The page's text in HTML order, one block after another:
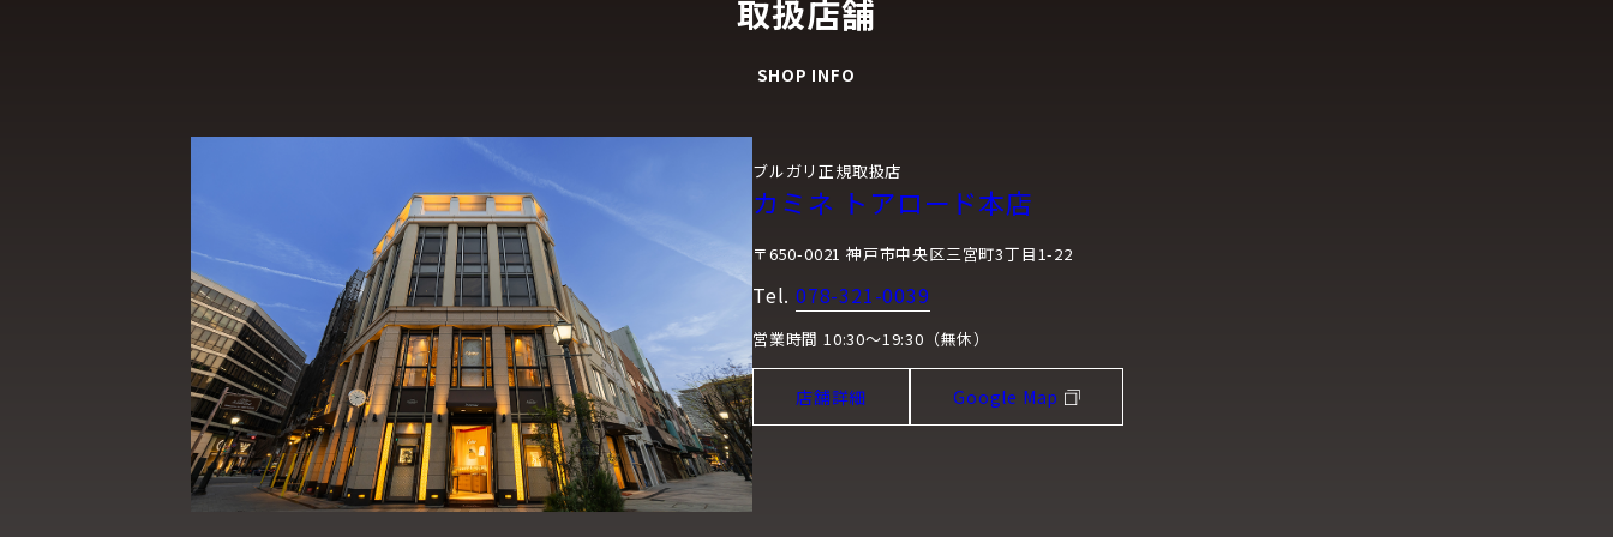
取扱店舗
SHOP INFO
ブルガリ正規取扱店
カミネ トアロード本店
〒650-0021 神戸市中央区三宮町3丁目1-22
Tel. 078-321-0039
営業時間 10:30～19:30（無休）
店舗詳細 Google Map